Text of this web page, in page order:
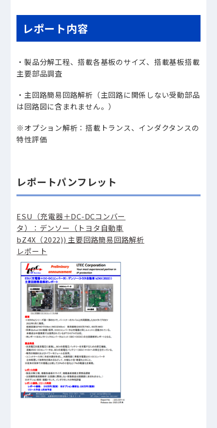
レポート内容
・製品分解工程、搭載各基板のサイズ、搭載基板搭載
主要部品調査
・主回路簡易回路解析（主回路に関係しない受動部品
は回路図に含まれません。）
※オプション解析：搭載トランス、インダクタンスの
特性評価
レポートパンフレット
ESU（充電器＋DC-DCコンバー
タ）：デンソー（トヨタ自動車
bZ4X（2022)) 主要回路簡易回路解析
レポート